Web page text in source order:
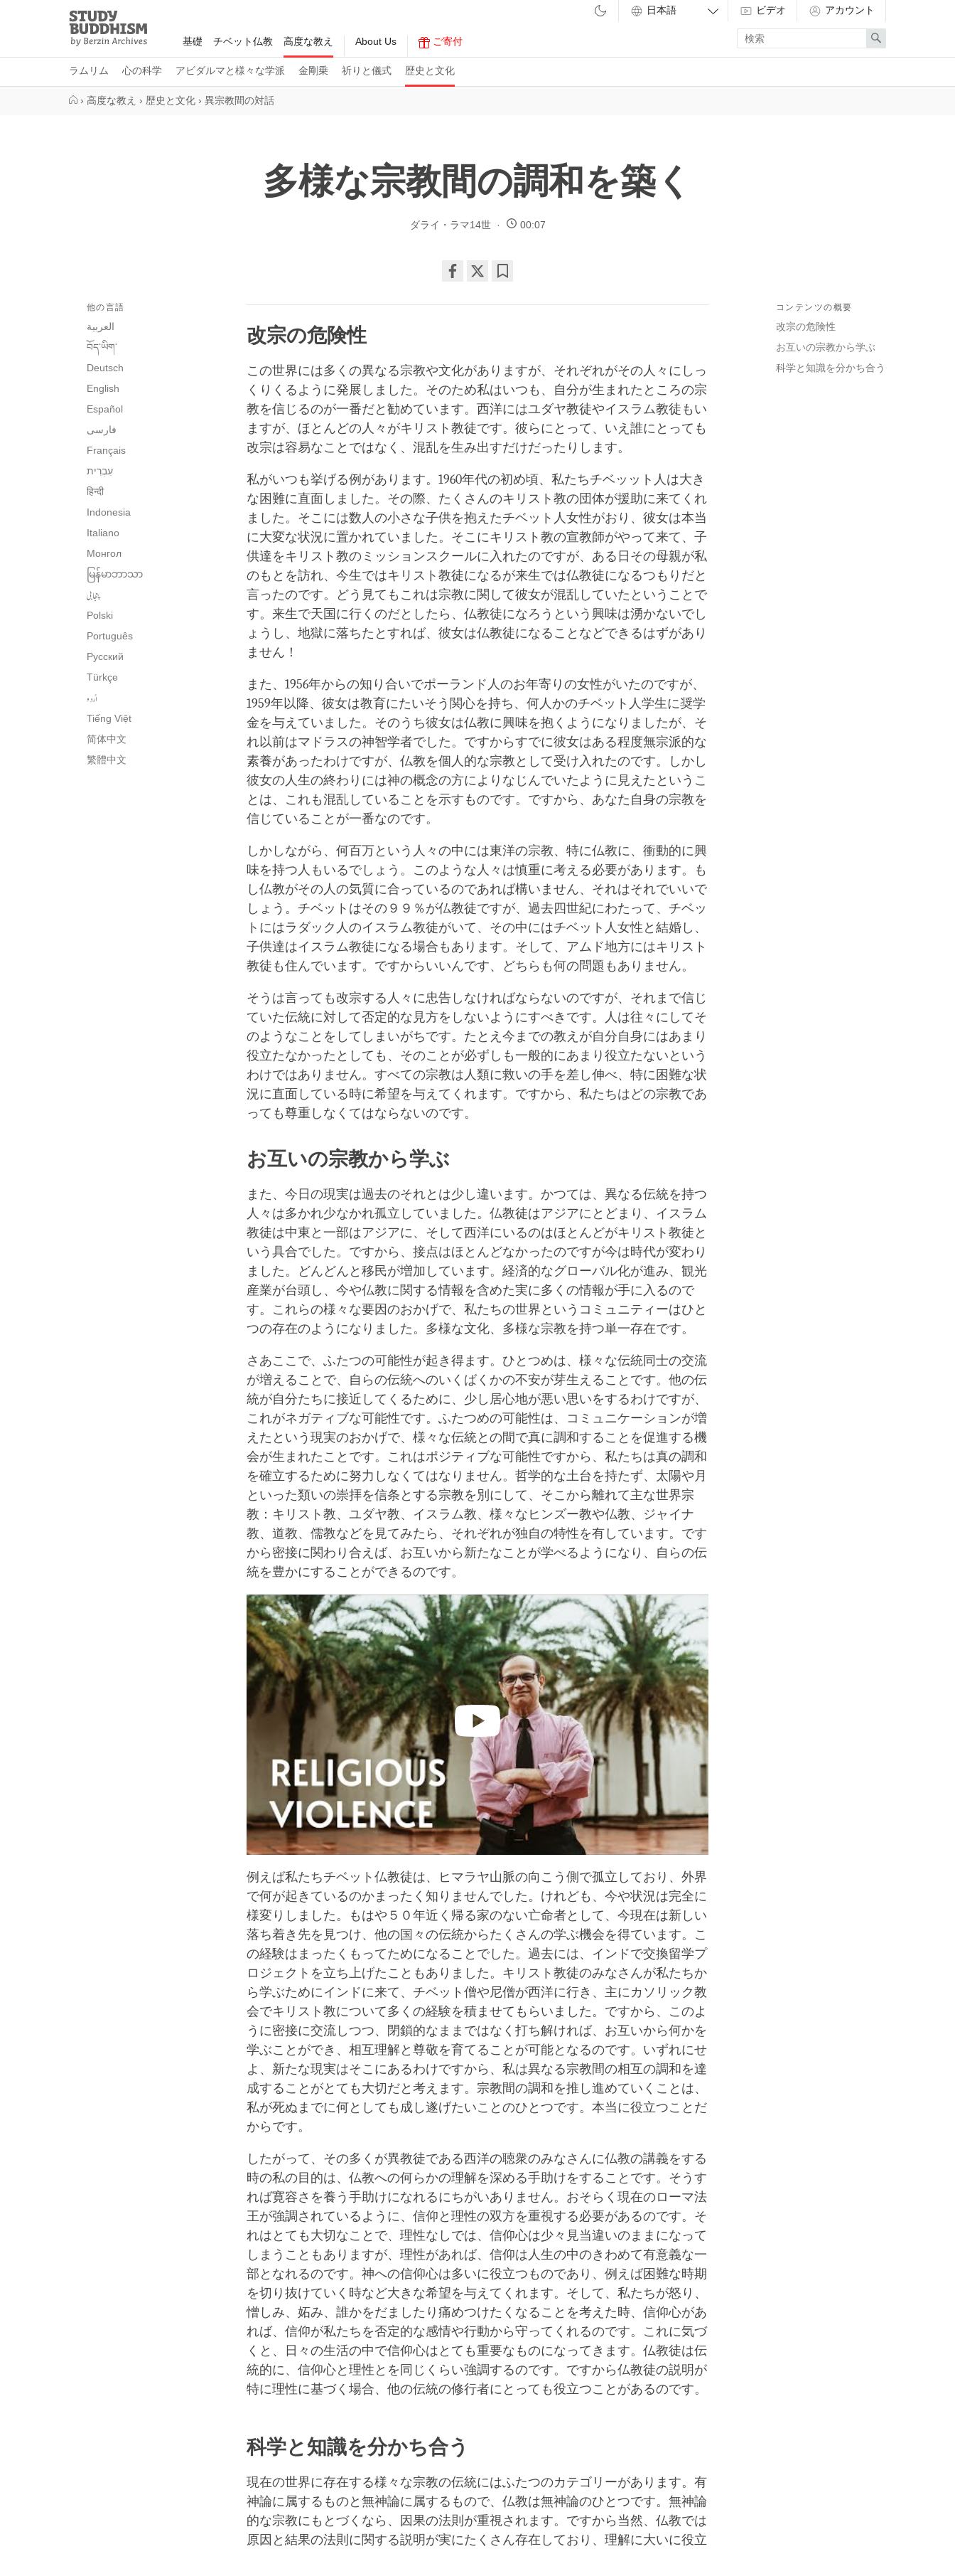
Study
Buddhism
Home
基礎 チベット仏教 高度な教え
ラムリム 心の科学 アビダルマと様々な学派 金剛乗 祈りと儀式 歴史と文化
About Us ご寄付
ビデオ アカウント
Enter
search
term
Search
› 高度な教え › 歴史と文化 › 異宗教間の対話
多様な宗教間の調和を築く
ダライ・ラマ14世 00:07
on
コンテンツの概要
改宗の危険性
お互いの宗教から学ぶ
科学と知識を分かち合う
他の言語
العربية
བོད་ཡིག་
Deutsch
English
Español
فارسی
Français
हिन्दी
Indonesia
Italiano
Монгол
မြန်မာဘာသာ
پنجابی
Polski
Português
Русский
Türkçe
اُردو
Tiếng Việt
简体中文
繁體中文
改宗の危険性
この世界には多くの異なる宗教や文化がありますが、それぞれがその人々にしっ
くりくるように発展しました。そのため私はいつも、自分が生まれたところの宗
教を信じるのが一番だと勧めています。西洋にはユダヤ教徒やイスラム教徒もい
ますが、ほとんどの人々がキリスト教徒です。彼らにとって、いえ誰にとっても
改宗は容易なことではなく、混乱を生み出すだけだったりします。
私がいつも挙げる例があります。1960年代の初め頃、私たちチベッット人は大き
な困難に直面しました。その際、たくさんのキリスト教の団体が援助に来てくれ
ました。そこには数人の小さな子供を抱えたチベット人女性がおり、彼女は本当
に大変な状況に置かれていました。そこにキリスト教の宣教師がやって来て、子
供達をキリスト教のミッションスクールに入れたのですが、ある日その母親が私
のもとを訪れ、今生ではキリスト教徒になるが来生では仏教徒になるつもりだと
言ったのです。どう見てもこれは宗教に関して彼女が混乱していたということで
す。来生で天国に行くのだとしたら、仏教徒になろうという興味は湧かないでし
ょうし、地獄に落ちたとすれば、彼女は仏教徒になることなどできるはずがあり
ません！
また、1956年からの知り合いでポーランド人のお年寄りの女性がいたのですが、
1959年以降、彼女は教育にたいそう関心を持ち、何人かのチベット人学生に奨学
金を与えていました。そのうち彼女は仏教に興味を抱くようになりましたが、そ
れ以前はマドラスの神智学者でした。ですからすでに彼女はある程度無宗派的な
素養があったわけですが、仏教を個人的な宗教として受け入れたのです。しかし
彼女の人生の終わりには神の概念の方によりなじんでいたように見えたというこ
とは、これも混乱していることを示すものです。ですから、あなた自身の宗教を
信じていることが一番なのです。
しかしながら、何百万という人々の中には東洋の宗教、特に仏教に、衝動的に興
味を持つ人もいるでしょう。このような人々は慎重に考える必要があります。も
し仏教がその人の気質に合っているのであれば構いません、それはそれでいいで
しょう。チベットはその９９％が仏教徒ですが、過去四世紀にわたって、チベッ
トにはラダック人のイスラム教徒がいて、その中にはチベット人女性と結婚し、
子供達はイスラム教徒になる場合もあります。そして、アムド地方にはキリスト
教徒も住んでいます。ですからいいんです、どちらも何の問題もありません。
そうは言っても改宗する人々に忠告しなければならないのですが、それまで信じ
ていた伝統に対して否定的な見方をしないようにすべきです。人は往々にしてそ
のようなことをしてしまいがちです。たとえ今までの教えが自分自身にはあまり
役立たなかったとしても、そのことが必ずしも一般的にあまり役立たないという
わけではありません。すべての宗教は人類に救いの手を差し伸べ、特に困難な状
況に直面している時に希望を与えてくれます。ですから、私たちはどの宗教であ
っても尊重しなくてはならないのです。
お互いの宗教から学ぶ
また、今日の現実は過去のそれとは少し違います。かつては、異なる伝統を持つ
人々は多かれ少なかれ孤立していました。仏教徒はアジアにとどまり、イスラム
教徒は中東と一部はアジアに、そして西洋にいるのはほとんどがキリスト教徒と
いう具合でした。ですから、接点はほとんどなかったのですが今は時代が変わり
ました。どんどんと移民が増加しています。経済的なグローバル化が進み、観光
産業が台頭し、今や仏教に関する情報を含めた実に多くの情報が手に入るので
す。これらの様々な要因のおかげで、私たちの世界というコミュニティーはひと
つの存在のようになりました。多様な文化、多様な宗教を持つ単一存在です。
さあここで、ふたつの可能性が起き得ます。ひとつめは、様々な伝統同士の交流
が増えることで、自らの伝統へのいくばくかの不安が芽生えることです。他の伝
統が自分たちに接近してくるために、少し居心地が悪い思いをするわけですが、
これがネガティブな可能性です。ふたつめの可能性は、コミュニケーションが増
えたという現実のおかげで、様々な伝統との間で真に調和することを促進する機
会が生まれたことです。これはポジティブな可能性ですから、私たちは真の調和
を確立するために努力しなくてはなりません。哲学的な土台を持たず、太陽や月
といった類いの崇拝を信条とする宗教を別にして、そこから離れて主な世界宗
教：キリスト教、ユダヤ教、イスラム教、様々なヒンズー教や仏教、ジャイナ
教、道教、儒教などを見てみたら、それぞれが独自の特性を有しています。です
から密接に関わり合えば、お互いから新たなことが学べるようになり、自らの伝
統を豊かにすることができるのです。
例えば私たちチベット仏教徒は、ヒマラヤ山脈の向こう側で孤立しており、外界
で何が起きているのかまったく知りませんでした。けれども、今や状況は完全に
様変りしました。もはや５０年近く帰る家のない亡命者として、今現在は新しい
落ち着き先を見つけ、他の国々の伝統からたくさんの学ぶ機会を得ています。こ
の経験はまったくもってためになることでした。過去には、インドで交換留学プ
ロジェクトを立ち上げたこともありました。キリスト教徒のみなさんが私たちか
ら学ぶためにインドに来て、チベット僧や尼僧が西洋に行き、主にカソリック教
会でキリスト教について多くの経験を積ませてもらいました。ですから、このよ
うに密接に交流しつつ、閉鎖的なままではなく打ち解ければ、お互いから何かを
学ぶことができ、相互理解と尊敬を育てることが可能となるのです。いずれにせ
よ、新たな現実はそこにあるわけですから、私は異なる宗教間の相互の調和を達
成することがとても大切だと考えます。宗教間の調和を推し進めていくことは、
私が死ぬまでに何としても成し遂げたいことのひとつです。本当に役立つことだ
からです。
したがって、その多くが異教徒である西洋の聴衆のみなさんに仏教の講義をする
時の私の目的は、仏教への何らかの理解を深める手助けをすることです。そうす
れば寛容さを養う手助けになれるにちがいありません。おそらく現在のローマ法
王が強調されているように、信仰と理性の双方を重視する必要があるのです。そ
れはとても大切なことで、理性なしでは、信仰心は少々見当違いのままになって
しまうこともありますが、理性があれば、信仰は人生の中のきわめて有意義な一
部となれるのです。神への信仰心は多いに役立つものであり、例えば困難な時期
を切り抜けていく時など大きな希望を与えてくれます。そして、私たちが怒り、
憎しみ、妬み、誰かをだましたり痛めつけたくなることを考えた時、信仰心があ
れば、信仰が私たちを否定的な感情や行動から守ってくれるのです。これに気づ
くと、日々の生活の中で信仰心はとても重要なものになってきます。仏教徒は伝
統的に、信仰心と理性とを同じくらい強調するのです。ですから仏教徒の説明が
特に理性に基づく場合、他の伝統の修行者にとっても役立つことがあるのです。
科学と知識を分かち合う
現在の世界に存在する様々な宗教の伝統にはふたつのカテゴリーがあります。有
神論に属するものと無神論に属するもので、仏教は無神論のひとつです。無神論
的な宗教にもとづくなら、因果の法則が重視されます。ですから当然、仏教では
原因と結果の法則に関する説明が実にたくさん存在しており、理解に大いに役立